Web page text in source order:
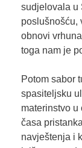
sudjelovala u
poslušnošću,
obnovi
toga nam je
Potom sabor
spasiteljsku
materinstvo u
časa
navještenja i